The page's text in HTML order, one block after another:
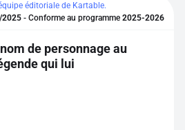
gratuitement
de 10 contenus offerts.
éditoriale de Kartable.
2025 - Conforme au programme 2025-2026
de personnage au
qui lui